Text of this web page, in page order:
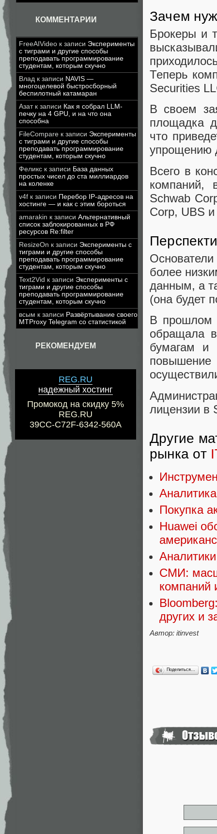
КОММЕНТАРИИ
FreeAIVideo к записи Эксперименты
с тиграми и другие способы
преподавать программирование
студентам, которым скучно
Влад к записи NAVIS —
многоцелевой быстросборный
беспилотный катамаран
Азатк записи Как я собрал LLM-
печку на 4 GPU, и на что она
способна
FileCompare к записи Эксперименты
с тиграми и другие способы
преподавать программирование
студентам, которым скучно
Феликс к записи База данных
простых чисел до ста миллиардов
на коленке
v4f к записи Перебор IP-адресов на
хостинге — и как с этим бороться
amarakin к записи Альтернативный
список заблокированных в РФ
ресурсов Re:filter
ResizeOn к записи Эксперименты с
тиграми и другие способы
преподавать программирование
студентам, которым скучно
Text2Vid к записи Эксперименты с
тиграми и другие способы
преподавать программирование
студентам, которым скучно
всым к записи Развёртывание своего
MTProxy Telegram со статистикой
РЕКОМЕНДУЕМ
REG.RU
надежный хостинг
Промокод на скидку 5%
REG.RU
39CC-C72F-6342-560A
Зачем
Брокеры и
Теперь
Securities
В своем
площадка
что
упрощению
Всего в
компаний,
Schwab
Corp, UBS
более
данным, а
(она будет
В прошлом
обращала
бумагам и
лицензии в
Другие
рынка от
Покупка
Huawei
СМИ:
компаний
других и
Автор: itinvest
Поделиться…